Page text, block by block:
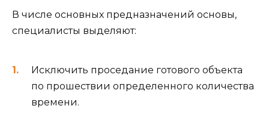
В числе основных предназначений основы,
специалисты выделяют:
Исключить проседание готового объекта
по прошествии определенного количества
времени.